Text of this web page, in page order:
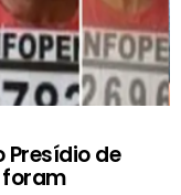
de
foram